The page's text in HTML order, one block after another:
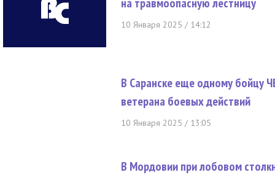
10 Января 2025 / 14:12
В Саранске еще одному бойцу
ветерана боевых действий
10 Января 2025 / 13:05
В Мордовии при лобовом